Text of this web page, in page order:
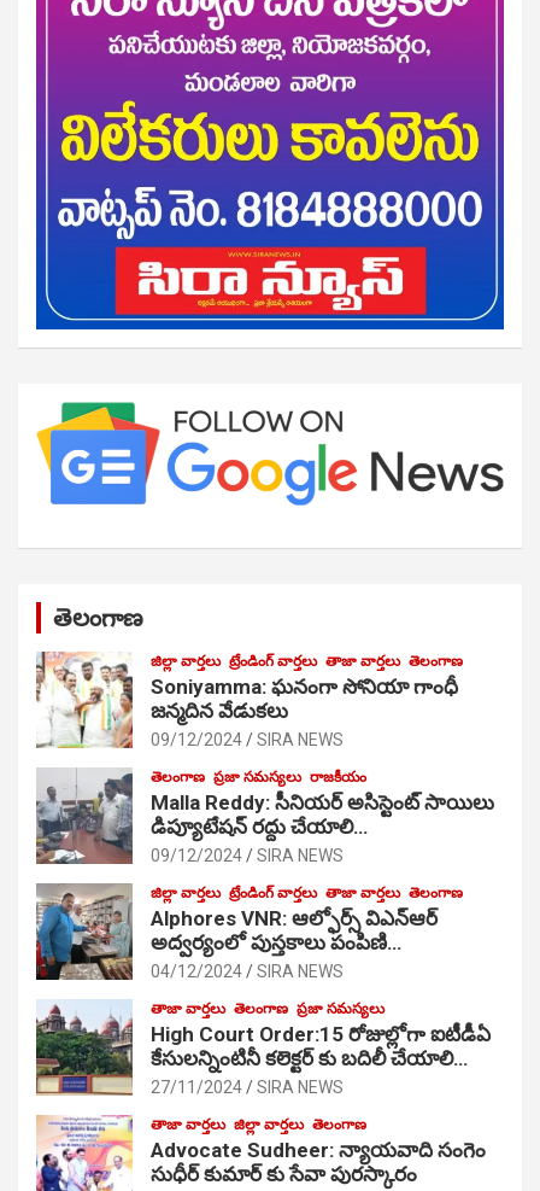
తెలంగాణ
జిల్లా వార్తలు ట్రేండింగ్ వార్తలు తాజా వార్తలు తెలంగాణ
Soniyamma: ఘ‌నంగా సోనియా గాంధీ
జ‌న్మ‌దిన వేడుక‌లు
09/12/2024 SIRA NEWS
తెలంగాణ ప్రజా సమస్యలు రాజకీయం
Malla Reddy: సీనియర్ అసిస్టెంట్ సాయిలు
డిప్యూటేషన్ రద్దు చేయాలి…
09/12/2024 SIRA NEWS
జిల్లా వార్తలు ట్రేండింగ్ వార్తలు తాజా వార్తలు తెలంగాణ
Alphores VNR: ఆల్ఫోర్స్ విఎన్ఆర్
అద్వర్యంలో పుస్తకాలు పంపిణి…
04/12/2024 SIRA NEWS
తాజా వార్తలు తెలంగాణ ప్రజా సమస్యలు
High Court Order:15 రోజుల్లోగా ఐటీడీఏ
కేసులన్నింటినీ కలెక్టర్ కు బదిలీ చేయాలి…
27/11/2024 SIRA NEWS
తాజా వార్తలు జిల్లా వార్తలు తెలంగాణ
Advocate Sudheer: న్యాయవాది సంగెం
సుధీర్ కుమార్ కు సేవా పురస్కారం